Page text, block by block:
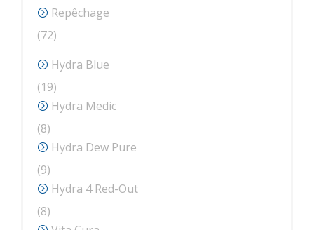
produse
Repêchage
7272
produse
Hydra Blue
1919
produse
Hydra Medic
88
produse
Hydra Dew Pure
99
produse
Hydra 4 Red-Out
88
produse